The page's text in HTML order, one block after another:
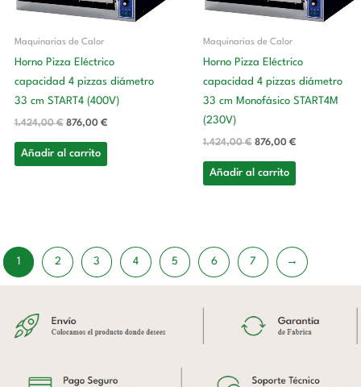
Maquinarias de Calor
Horno Pizza Eléctrico
capacidad 4 pizzas diámetro
33 cm START4 (400V)
1.424,00€ 876,00 €
Añadir al carrito
Maquinarias de Calor
Horno Pizza Eléctrico
capacidad 4 pizzas diámetro
33 cm Monofásico START4M
(230V)
1.424,00€ 876,00 €
Añadir al carrito
1 2 3 4 5 6 7 →